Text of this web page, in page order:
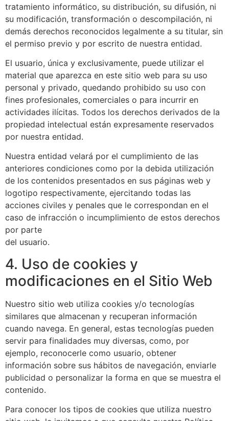
tratamiento informático, su distribución, su difusión, ni
su modificación, transformación o descompilación, ni
demás derechos reconocidos legalmente a su titular, sin
el permiso previo y por escrito de nuestra entidad.
El usuario, única y exclusivamente, puede utilizar el
material que aparezca en este sitio web para su uso
personal y privado, quedando prohibido su uso con
fines profesionales, comerciales o para incurrir en
actividades ilícitas. Todos los derechos derivados de la
propiedad intelectual están expresamente reservados
por nuestra entidad.
Nuestra entidad velará por el cumplimiento de las
anteriores condiciones como por la debida utilización
de los contenidos presentados en sus páginas web y
logotipo respectivamente, ejercitando todas las
acciones civiles y penales que le correspondan en el
caso de infracción o incumplimiento de estos derechos
por parte
del usuario.
4. Uso de cookies y
modificaciones en el Sitio Web
Nuestro sitio web utiliza cookies y/o tecnologías
similares que almacenan y recuperan información
cuando navega. En general, estas tecnologías pueden
servir para finalidades muy diversas, como, por
ejemplo, reconocerle como usuario, obtener
información sobre sus hábitos de navegación, enviarle
publicidad o personalizar la forma en que se muestra el
contenido.
Para conocer los tipos de cookies que utiliza nuestro